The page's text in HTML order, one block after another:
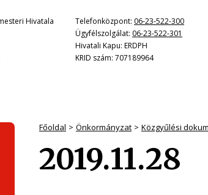
Hivatala
Telefonközpont: 06-23-522-300
Ügyfélszolgálat: 06-23-522-301
Hivatali Kapu: ERDPH
KRID szám: 707189964
Főoldal Önkormányzat Közgyűlési
2019.11.28